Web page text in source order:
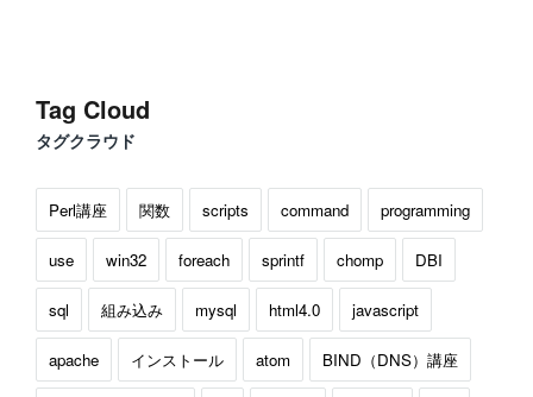
Tag Cloud
タグクラウド
Perl講座 関数 scripts command programming
use win32 foreach sprintf chomp DBI
sql 組み込み mysql html4.0 javascript
apache インストール atom BIND（DNS）講座